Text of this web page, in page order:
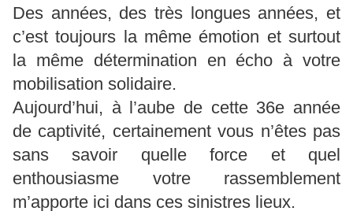
Des années, des très longues années, et
c’est toujours la même émotion et surtout
la même détermination en écho à votre
mobilisation solidaire.
Aujourd’hui, à l’aube de cette 36e année
de captivité, certainement vous n’êtes pas
sans savoir quelle force et quel
enthousiasme votre rassemblement
m’apporte ici dans ces sinistres lieux.